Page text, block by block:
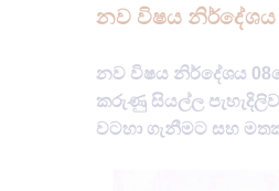
නව විෂය නිර්දේශය
නව විෂය නිර්දේශය
කරුණු සියල්ල
වටහා ගැනීමට සහ